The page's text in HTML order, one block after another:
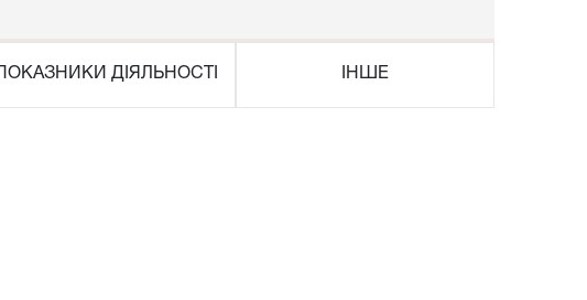
ПОКАЗНИКИ ДІЯЛЬНОСТІ ІНШЕ